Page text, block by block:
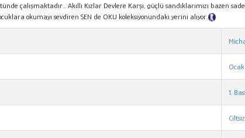
çalışmaktadır... Akıllı Kızlar Devlere Karşı, güçlü sandıklarımızı bazen
okumayı sevdiren SEN de OKU koleksiyonundaki yerini alıyor.
1.
Ciltsiz